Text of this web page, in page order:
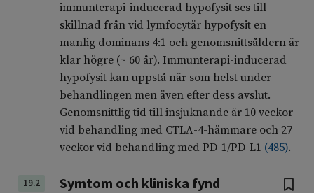
immunterapi-inducerad hypofysit ses till
skillnad från vid lymfocytär hypofysit en
manlig dominans 4:1 och genomsnittsåldern är
klar högre (~ 60 år). Immunterapi-inducerad
hypofysit kan uppstå när som helst under
behandlingen men även efter dess avslut.
Genomsnittlig tid till insjuknande är 10 veckor
vid behandling med CTLA-4-hämmare och 27
veckor vid behandling med PD-1/PD-L1 (485).
19.2 Symtom och kliniska fynd